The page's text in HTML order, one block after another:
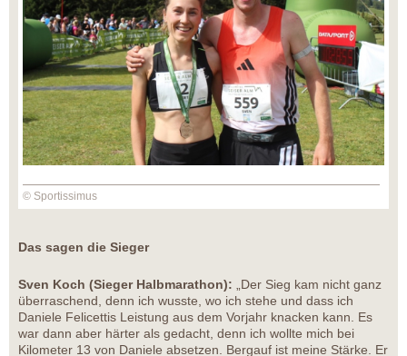
© Sportissimus
Das sagen die Sieger
Sven Koch (Sieger Halbmarathon): „Der Sieg kam nicht ganz
überraschend, denn ich wusste, wo ich stehe und dass ich
Daniele Felicettis Leistung aus dem Vorjahr knacken kann. Es
war dann aber härter als gedacht, denn ich wollte mich bei
Kilometer 13 von Daniele absetzen. Bergauf ist meine Stärke. Er